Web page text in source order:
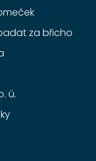
za břicho
ú.